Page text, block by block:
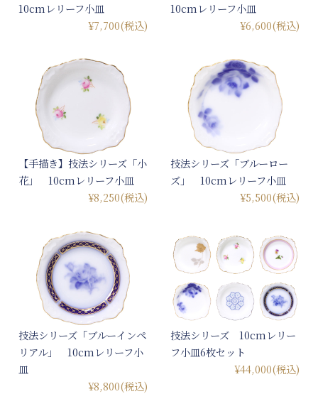
10cmレリーフ小皿
¥7,700(税込)
10cmレリーフ小皿
¥6,600(税込)
【手描き】技法シリーズ「小
花」 10cmレリーフ小皿
¥8,250(税込)
技法シリーズ「ブルーロー
ズ」 10cmレリーフ小皿
¥5,500(税込)
技法シリーズ「ブルーインペ
リアル」 10cmレリーフ小
皿
¥8,800(税込)
技法シリーズ 10cmレリー
フ小皿6枚セット
¥44,000(税込)